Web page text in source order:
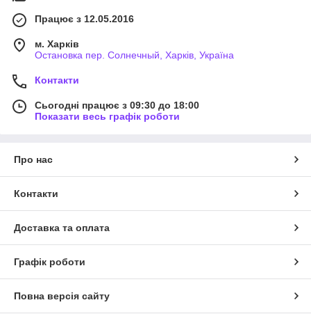
Працює з 12.05.2016
м. Харків
Остановка пер. Солнечный, Харків, Україна
Контакти
Сьогодні працює з 09:30 до 18:00
Показати весь графік роботи
Про нас
Контакти
Доставка та оплата
Графік роботи
Повна версія сайту